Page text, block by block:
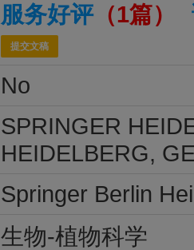
服务好评（1篇）
提交文稿
No
SPRINGER
HEIDELBERG,
Springer Berlin
生物-植物科学